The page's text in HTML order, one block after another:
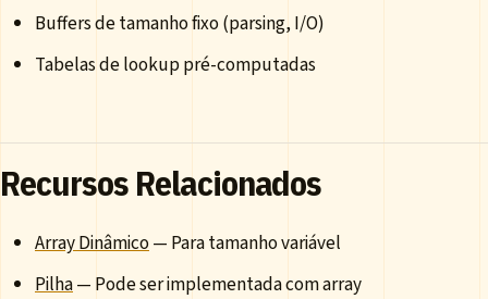
Buffers de tamanho fixo (parsing, I/O)
Tabelas de lookup pré-computadas
Recursos Relacionados
Array Dinâmico— Para tamanho variável
Pilha— Pode ser implementada com array